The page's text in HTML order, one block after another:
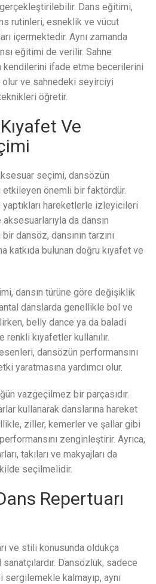
Dans eğitimi,
rutinleri, esneklik ve vücut
içermektedir. Aynı zamanda
eğitimi de verilir. Sahne
kendilerini ifade etme becerilerini
olur ve sahnedeki seyirciyi
öğretir.
Ve
seçimi, dansözün
etkileyen önemli bir faktördür.
hareketlerle izleyicileri
da dansın
dansöz, dansının tarzını
katkıda bulunan doğru kıyafet ve
dansın türüne göre değişiklik
danslarda genellikle bol ve
belly dance ya da baladi
renkli kıyafetler kullanılır.
dansözün performansını
yaratmasına yardımcı olur.
vazgeçilmez bir parçasıdır.
kullanarak danslarına hareket
ziller, kemerler ve şallar gibi
zenginleştirir. Ayrıca,
takıları ve makyajları da
seçilmelidir.
Repertuarı
ve stili konusunda oldukça
Dansözlük, sadece
kalmayıp, aynı